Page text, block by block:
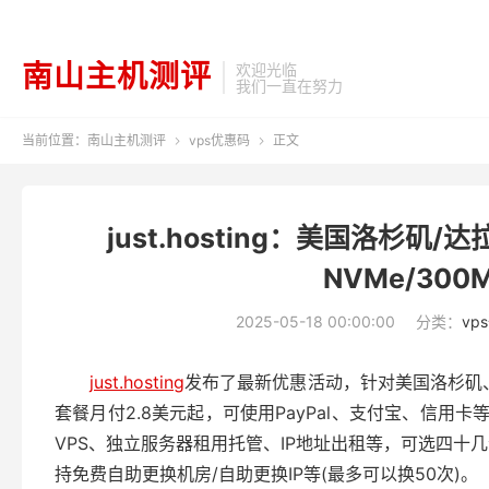
南山主机测评
欢迎光临
我们一直在努力
当前位置： 南山主机测评  vps优惠码  正文
just.hosting：美国洛杉矶/达
NVMe/
2025-05-18 00:00:00 分类：
just.hosting发布了最新优惠活动，针对美国洛杉
套餐月付2.8美元起，可使用PayPal、支付宝、信用卡
VPS、独立服务器租用托管、IP地址出租等，可选四十
持免费自助更换机房/自助更换IP等(最多可以换50次)。